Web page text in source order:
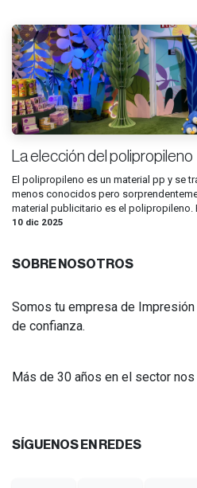
La elección del polipropileno
El polipropileno es un material pp y se
menos conocidos pero
material publicitario es el polipropileno.
10 dic 2025
SOBRE NOSOTROS
Somos tu empresa de Impresión
de confianza.
Más de 30 años en el sector nos
SÍGUENOS EN REDES